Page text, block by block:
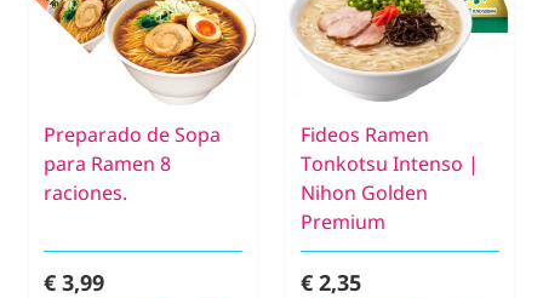
Preparado de Sopa
para Ramen 8
raciones.
€ 3,99
Fideos Ramen
Tonkotsu Intenso |
Nihon Golden
Premium
€ 2,35